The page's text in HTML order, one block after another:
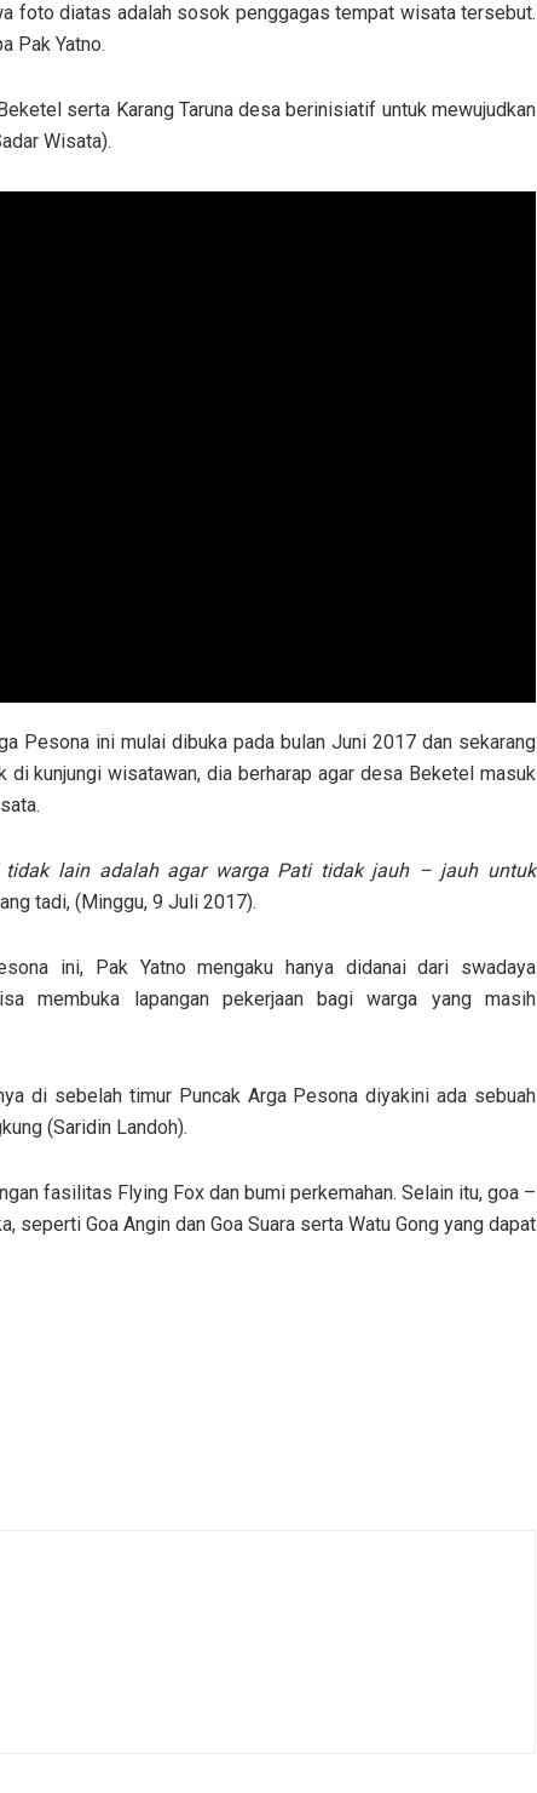
foto diatas adalah sosok penggagas tempat wisata tersebut.
Pak Yatno.
serta Karang Taruna desa berinisiatif untuk mewujudkan
Wisata).
Pesona ini mulai dibuka pada bulan Juni 2017 dan sekarang
kunjungi wisatawan, dia berharap agar desa Beketel masuk
tidak lain adalah agar warga Pati tidak jauh – jauh untuk
tadi, (Minggu, 9 Juli 2017).
ini, Pak Yatno mengaku hanya didanai dari swadaya
membuka lapangan pekerjaan bagi warga yang masih
di sebelah timur Puncak Arga Pesona diyakini ada sebuah
(Saridin Landoh).
fasilitas Flying Fox dan bumi perkemahan. Selain itu, goa –
seperti Goa Angin dan Goa Suara serta Watu Gong yang dapat